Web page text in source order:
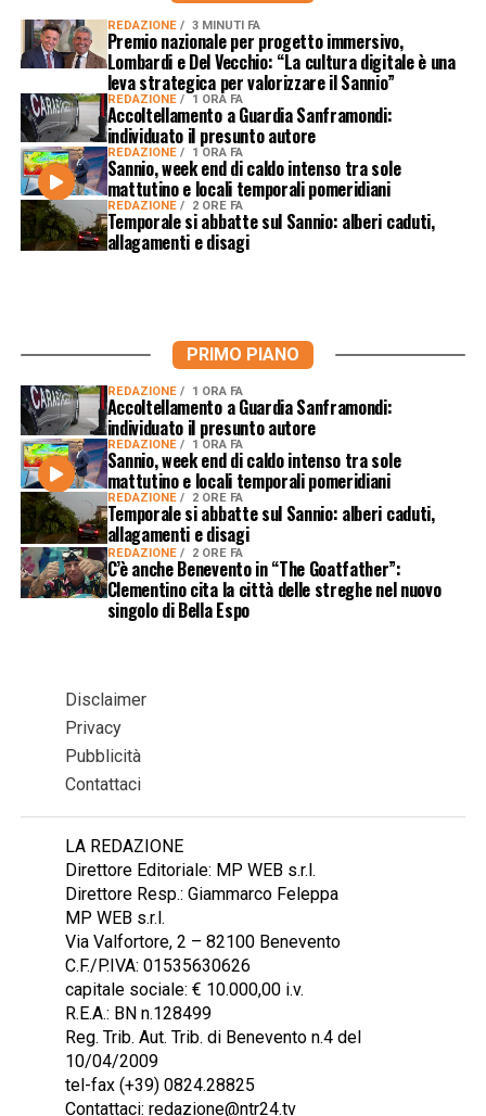
REDAZIONE 3 MINUTI FA
Premio nazionale per progetto immersivo,
Lombardi e Del Vecchio: “La cultura digitale è una
leva strategica per valorizzare il Sannio”
REDAZIONE 1 ORA FA
Accoltellamento a Guardia Sanframondi:
individuato il presunto autore
REDAZIONE 1 ORA FA
Sannio, week end di caldo intenso tra sole
mattutino e locali temporali pomeridiani
REDAZIONE 2 ORE FA
Temporale si abbatte sul Sannio: alberi caduti,
allagamenti e disagi
PRIMO PIANO
REDAZIONE 1 ORA FA
Accoltellamento a Guardia Sanframondi:
individuato il presunto autore
REDAZIONE 1 ORA FA
Sannio, week end di caldo intenso tra sole
mattutino e locali temporali pomeridiani
REDAZIONE 2 ORE FA
Temporale si abbatte sul Sannio: alberi caduti,
allagamenti e disagi
REDAZIONE 2 ORE FA
C’è anche Benevento in “The Goatfather”:
Clementino cita la città delle streghe nel nuovo
singolo di Bella Espo
Disclaimer
Privacy
Pubblicità
Contattaci
LA REDAZIONE
Direttore Editoriale: MP WEB s.r.l.
Direttore Resp.: Giammarco Feleppa
MP WEB s.r.l.
Via Valfortore, 2 – 82100 Benevento
C.F./P.IVA: 01535630626
capitale sociale: € 10.000,00 i.v.
R.E.A.: BN n.128499
Reg. Trib. Aut. Trib. di Benevento n.4 del
10/04/2009
tel-fax (+39) 0824.28825
Contattaci: redazione@ntr24.tv